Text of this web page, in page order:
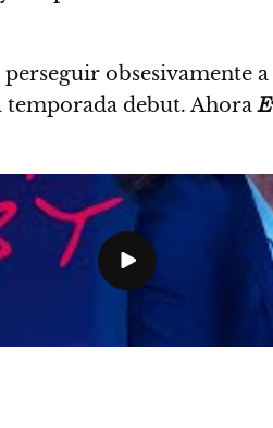
obsesivamente a
temporada debut. Ahora